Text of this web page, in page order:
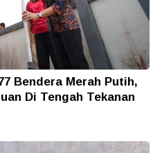
Bendera Merah Putih,
Di Tengah Tekanan